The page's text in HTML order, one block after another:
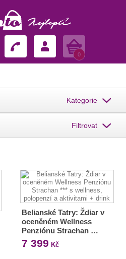
Košík
0
Kategorie
Filtrovat
Belianské Tatry: Ždiar v
oceněném Wellness
Penziónu Strachan …
7 399 Kč